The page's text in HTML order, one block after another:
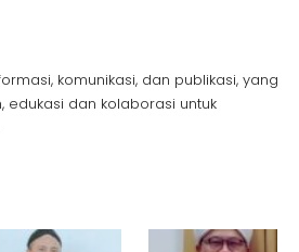
komunikasi, dan publikasi, yang
edukasi dan kolaborasi untuk